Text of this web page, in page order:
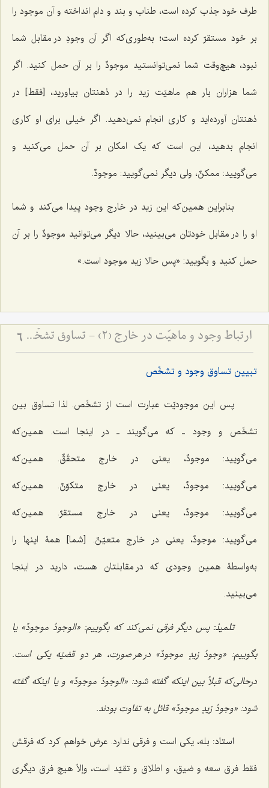
طرف خود جذب کرده است، طناب و بند و دام انداخته و آن موجود را
بر خود مستقرّ کرده است؛ به‌طوری‌که اگر آن وجودِ در مقابل شما
نبود، هیچ‌وقت شما نمی‌توانستید موجودٌرا بر آن حمل کنید. اگر
شما هزاران بار هم ماهیّت زید را در ذهنتان بیاورید، [فقط] در
ذهنتان آورده‌اید و کاری انجام نمی‌دهید. اگر خیلی برای او کاری
انجام بدهید، این است که یک امکان بر آن حمل می‌کنید و
می‌گویید: ممکنٌ، ولی دیگر نمی‌گویید: موجودٌ.
بنابراین همین‌که این زید در خارج وجود پیدا می‌کند و شما
او را در مقابل خودتان می‌بینید، حالا دیگر می‌توانید موجودٌرا بر آن
حمل کنید و بگویید: «پس حالا زید موجود است.»
ارتباط وجود و ماهیّت در خارج (2) - تساوق تشخّص و شیئیّت با وجود 6
تبیین تساوق وجود و تشخّص
پس این موجودیّت عبارت است از تشخّص. لذا تساوق بین
تشخّص و وجود ـ که می‌گویند ـ در اینجا است. همین‌که
می‌گویید: موجودٌ، یعنی در خارج متحقّقٌ. همین‌که
می‌گویید: موجودٌ، یعنی در خارج متکوّنٌ. همین‌که
می‌گویید: موجودٌ، یعنی در خارج مستقرٌ. همین‌که
می‌گویید: موجودٌ، یعنی در خارج متعیّنٌ. [شما] همۀ اینها را
به‌واسطۀ همین وجودی که در مقابلتان هست، دارید در اینجا
می‌بینید.
تلمیذ:پس دیگر فرقی نمی‌کند که بگوییم:«الوجودُ موجودٌ» یا
بگوییم: «وجودُ زیدٍ موجودٌ» در هر صورت، هر دو قضیّه یکی است.
درحالی‌که قبلاً بین اینکه گفته شود: «الوجودُ موجودٌ» و یا اینکه گفته
شود: «وجودُ زیدٍ موجودٌ»قائل به تفاوت بودند.
استاد: بله، یکی است و فرقی ندارد. عرض خواهم کرد که فرقش
فقط فرق سعه و ضیق، و اطلاق و تقیّد است، وإلاّ هیچ فرق دیگری